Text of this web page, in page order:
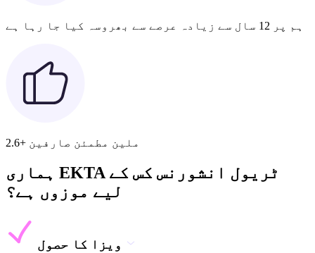
ہم پر 12 سال سے زیادہ عرصے سے بھروسہ کیا جا رہا ہے
2.6+ ملین مطمئن صارفین
ہماری EKTA ٹریول انشورنس کس کے
لیے موزوں ہے؟
ویزا کا حصول